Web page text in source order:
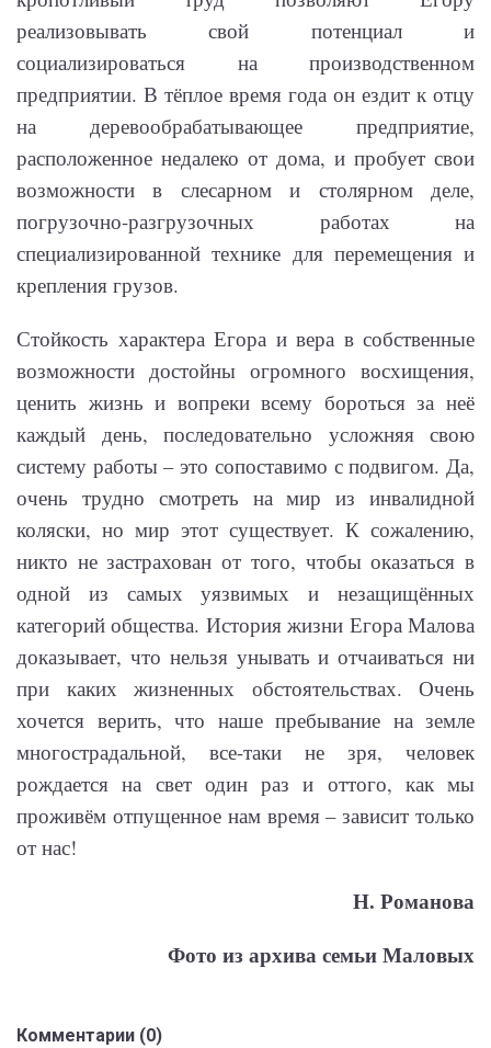
реализовывать свой потенциал и
социализироваться на производственном
предприятии. В тёплое время года он ездит к отцу
на деревообрабатывающее предприятие,
расположенное недалеко от дома, и пробует свои
возможности в слесарном и столярном деле,
погрузочно-разгрузочных работах на
специализированной технике для перемещения и
крепления грузов.
Стойкость характера Егора и вера в собственные
возможности достойны огромного восхищения,
ценить жизнь и вопреки всему бороться за неё
каждый день, последовательно усложняя свою
систему работы – это сопоставимо с подвигом. Да,
очень трудно смотреть на мир из инвалидной
коляски, но мир этот существует. К сожалению,
никто не застрахован от того, чтобы оказаться в
одной из самых уязвимых и незащищённых
категорий общества. История жизни Егора Малова
доказывает, что нельзя унывать и отчаиваться ни
при каких жизненных обстоятельствах. Очень
хочется верить, что наше пребывание на земле
многострадальной, все-таки не зря, человек
рождается на свет один раз и оттого, как мы
проживём отпущенное нам время – зависит только
от нас!
Н. Романова
Фото из архива семьи Маловых
Комментарии (0)